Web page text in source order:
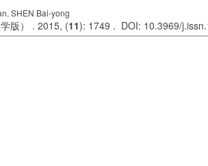
SHEN Bai-yong
版） . 2015, (11): 1749 . DOI: 10.3969/